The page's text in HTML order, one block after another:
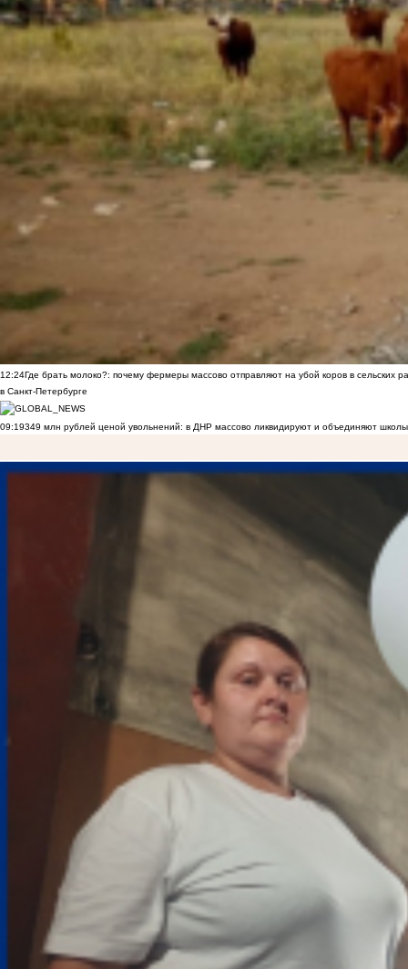
12:24Где брать молоко?: почему фермеры массово отправляют на убой коров в сельских
в Санкт-Петербурге
09:19349 млн рублей ценой увольнений: в ДНР массово ликвидируют и объединяют